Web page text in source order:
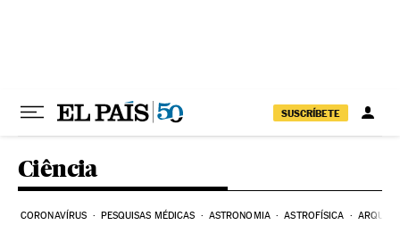
SUSCRÍBETE
Ciência
CORONAVÍRUS PESQUISAS MÉDICAS ASTRONOMIA ASTROFÍSICA